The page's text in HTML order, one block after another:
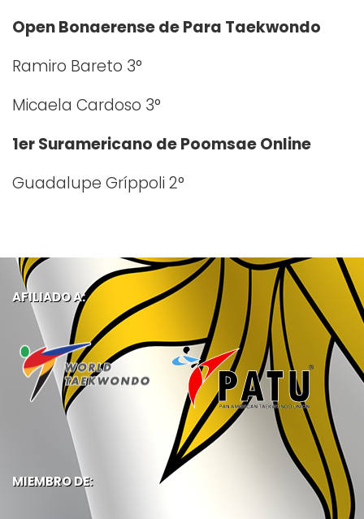
Open Bonaerense de Para Taekwondo
Ramiro Bareto 3°
Micaela Cardoso 3°
1er Suramericano de Poomsae Online
Guadalupe Gríppoli 2°
AFILIADO A:
MIEMBRO DE: